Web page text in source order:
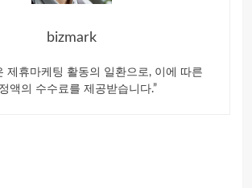
bizmark
제휴마케팅 활동의 일환으로, 이에 따른
액의 수수료를 제공받습니다.”